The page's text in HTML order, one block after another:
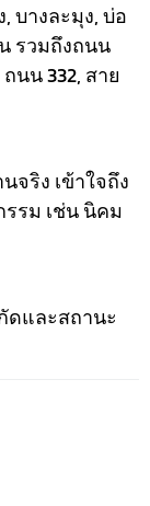
บางละมุง, บ่อ
รวมถึงถนน
นน 332, สาย
จริง เข้าใจถึง
รม เช่น นิคม
ดและสถานะ